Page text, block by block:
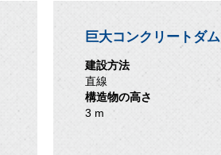
巨大コンクリートダム
建設方法
直線
構造物の高さ
3 m